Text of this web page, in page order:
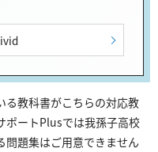
る教科書がこちらの対応教
ポートPlusでは我孫子高校
問題集はご用意できません